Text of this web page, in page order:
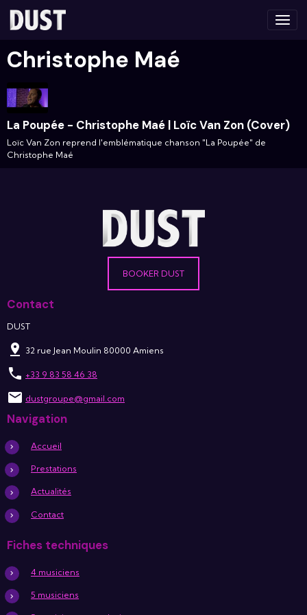
Christophe Maé
La Poupée - Christophe Maé | Loïc Van Zon (Cover)
Loïc Van Zon reprend l'emblématique chanson "La Poupée" de
Christophe Maé
BOOKER DUST
Contact
DUST
32 rue Jean Moulin 80000 Amiens
+33 9 83 58 46 38
dustgroupe@gmail.com
Navigation
Accueil
Prestations
Actualités
Contact
Fiches techniques
4 musiciens
5 musiciens